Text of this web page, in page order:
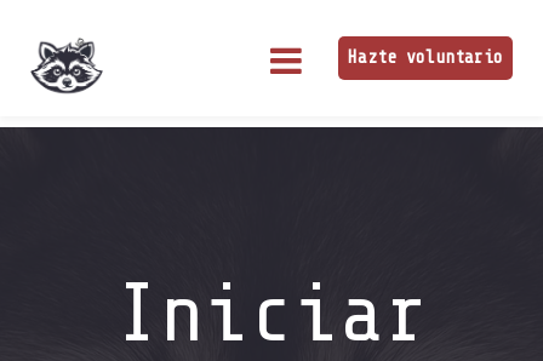
Hazte voluntario
Iniciar